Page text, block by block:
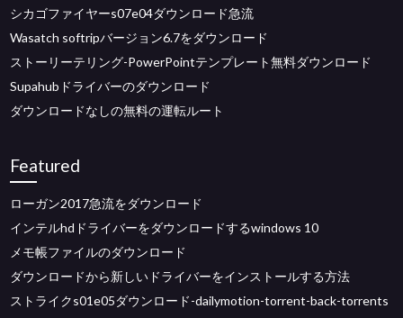
シカゴファイヤーs07e04ダウンロード急流
Wasatch softripバージョン6.7をダウンロード
ストーリーテリング-PowerPointテンプレート無料ダウンロード
Supahubドライバーのダウンロード
ダウンロードなしの無料の運転ルート
Featured
ローガン2017急流をダウンロード
インテルhdドライバーをダウンロードするwindows 10
メモ帳ファイルのダウンロード
ダウンロードから新しいドライバーをインストールする方法
ストライクs01e05ダウンロード-dailymotion-torrent-back-torrents